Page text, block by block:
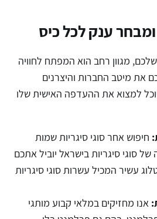
ענק לכל כיס
מגוון רחב הוא המפתח לחוויה
את מיטב החברות והיצרנים
למצוא את ההעדפה האישית שלו
חיפוש אחר סוגי סיגריות שמות
של סוגי סיגריות בישראל יוביל אתכם
עשיר המכיל עשרות סוגי סיגריות
אנו מחזיקים במלאי קבוע מותגי